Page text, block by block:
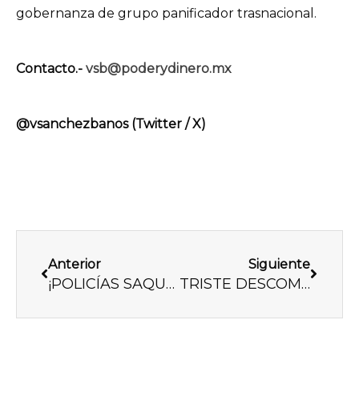
gobernanza de grupo panificador trasnacional.
Contacto.- vsb@poderydinero.mx
@vsanchezbanos (Twitter / X)
Anterior
¡POLICÍAS SAQUEAN A AUTOMOVILISTAS!
Siguiente
TRISTE DESCOMPOSICIÓN SOCIAL